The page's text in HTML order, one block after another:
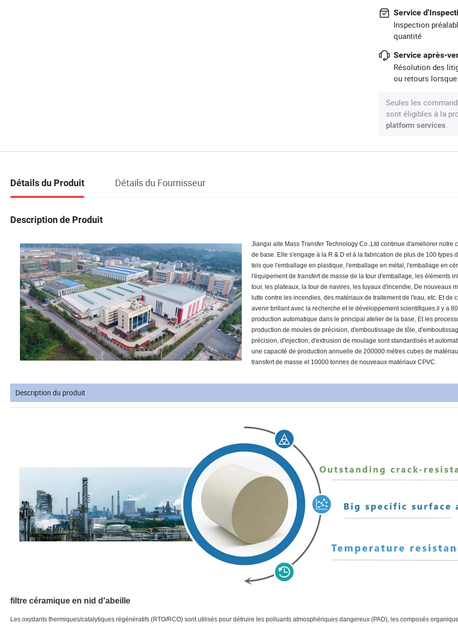
Service
Inspection
quantité
Service après-
Résolution des
ou retours
Seules les
sont éligibles à la
platform services.
Détails du Produit Détails du Fournisseur
Description de Produit
Jiangxi aite Mass Transfer Technology Co.,Ltd continue d'améliorer notre
de base. Elle s'engage à la R & D et à la fabrication de plus de 100 types
tels que l'emballage en plastique, l'emballage en métal, l'emballage en
l'équipement de transfert de masse de la tour d'emballage, les éléments
tour, les plateaux, la tour de navires, les tuyaux d'incendie, De nouveaux
lutte contre les incendies, des matériaux de traitement de l'eau, etc. Et de
avenir brillant avec la recherche et le développement scientifiques.il y a
production automatique dans le principal atelier de la base, Et les
production de moules de précision, d'emboutissage de tôle,
précision, d'injection, d'extrusion de moulage sont standardisés et
une capacité de production annuelle de 200000 mètres cubes de
transfert de masse et 10000 tonnes de nouveaux matériaux CPVC.
Description du produit
filtre céramique en nid d'abeille
Les oxydants thermiques/catalytiques régénératifs (RTO/RCO) sont utilisés pour détruire les polluants atmosphériques dangereux (PAD), les composés